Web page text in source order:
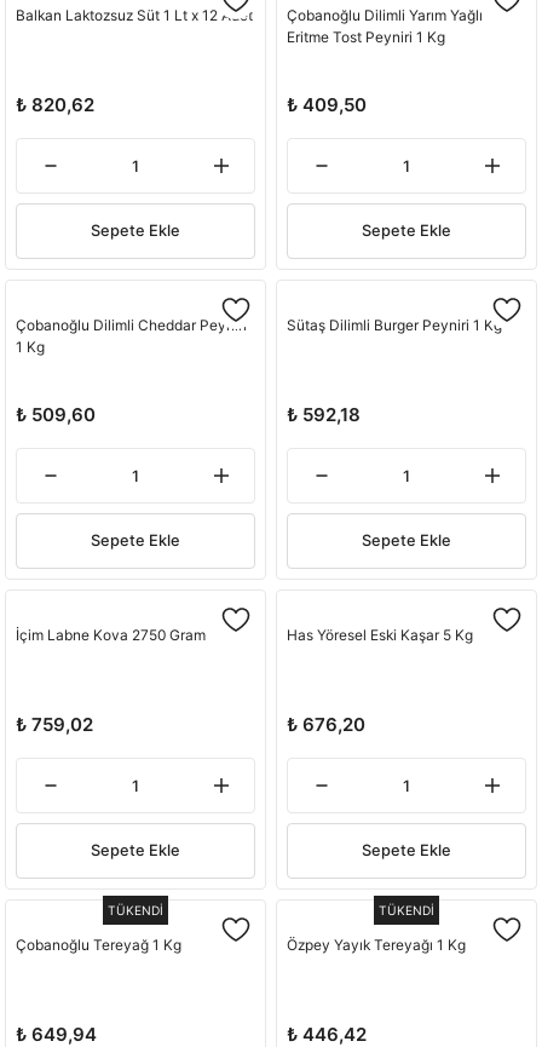
Balkan Laktozsuz Süt 1 Lt x 12 Adet
₺ 820,62
Sepete Ekle
Çobanoğlu Dilimli Yarım Yağlı
Eritme Tost Peyniri 1 Kg
₺ 409,50
Sepete Ekle
Çobanoğlu Dilimli Cheddar Peyniri
1 Kg
₺ 509,60
Sepete Ekle
Sütaş Dilimli Burger Peyniri 1 Kg
₺ 592,18
Sepete Ekle
İçim Labne Kova 2750 Gram
₺ 759,02
Sepete Ekle
Has Yöresel Eski Kaşar 5 Kg
₺ 676,20
Sepete Ekle
TÜKENDİ
Çobanoğlu Tereyağ 1 Kg
₺ 649,94
TÜKENDİ
Özpey Yayık Tereyağı 1 Kg
₺ 446,42